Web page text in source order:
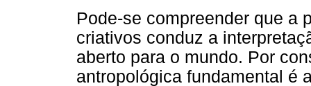
Pode-se compreender que a
criativos conduz a
aberto para o mundo. Por
antropológica fundamental é